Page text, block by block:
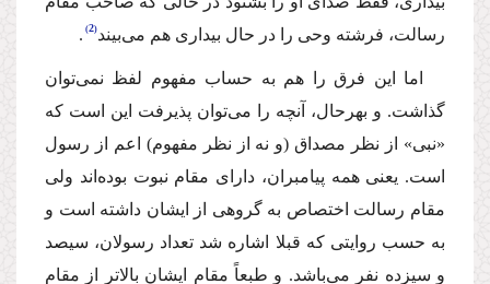
رسالت، فرشته وحى را در حال بیدارى هم مى‌بیند 2
.
اما این فرق را هم به حساب مفهوم لفظ نمى‌توان
گذاشت. و بهرحال، آنچه را مى‌توان پذیرفت این است كه
«نبى» از نظر مصداق (و نه از نظر مفهوم) اعم از رسول
است. یعنى همه پیامبران، داراى مقام نبوت بوده‌اند ولى
مقام رسالت اختصاص به گروهى از ایشان داشته است و
به حسب روایتى كه قبلا اشاره شد تعداد رسولان، سیصد
و سیزده نفر مى‌باشد. و طبعاً مقام ایشان بالاتر از مقام